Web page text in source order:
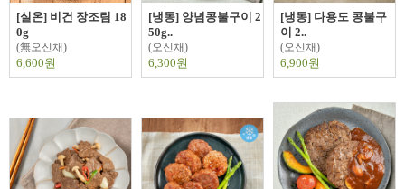
[실온] 비건 장조림 18
0g
(無오신채)
6,600원
[냉동] 양념콩불구이 2
50g..
(오신채)
6,300원
[냉동] 다용도 콩불구
이 2..
(오신채)
6,900원